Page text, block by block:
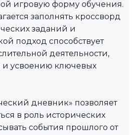
игровую форму обучения.
заполнять кроссворд
заданий и
подход способствует
деятельности,
и усвоению ключевых
дневник» позволяет
в роль исторических
события прошлого от